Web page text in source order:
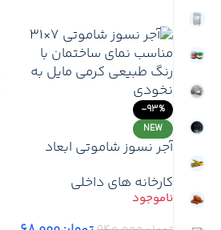
-93%
NEW
آجر نسوز شاموتی ابعاد
– مقاوم در برابر حرارت،
فرسایش و ضربه – 1 کارتن
کارخانه های داخلی